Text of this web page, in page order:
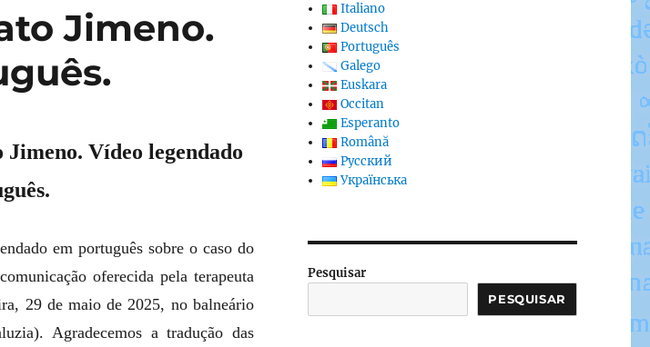
Jimeno.
Vídeo legendado
em português sobre o caso do
oferecida pela terapeuta
29 de maio de 2025, no balneário
Agradecemos a tradução das
Italiano
Deutsch
Português
Galego
Euskara
Occitan
Esperanto
Română
Русский
Українська
Pesquisar
PESQUISAR